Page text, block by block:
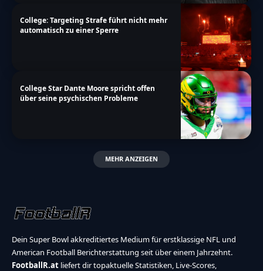
College: Targeting Strafe führt nicht mehr
automatisch zu einer Sperre
College Star Dante Moore spricht offen
über seine psychischen Probleme
MEHR ANZEIGEN
Dein Super Bowl akkreditiertes Medium für erstklassige NFL und
American Football Berichterstattung seit über einem Jahrzehnt.
FootballR.at liefert dir topaktuelle Statistiken, Live-Scores,